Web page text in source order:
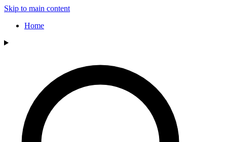
Skip to main content
Home